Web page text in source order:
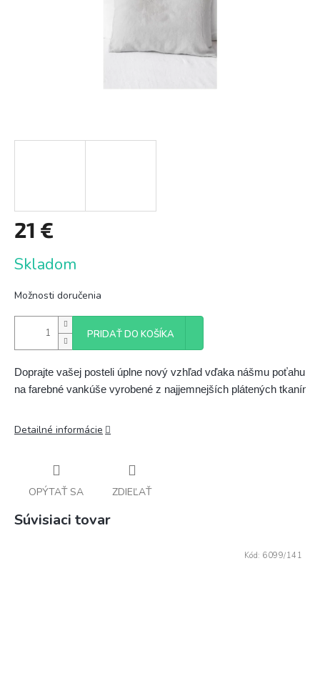
21 €
cena:
Skladom
Možnosti doručenia
PRIDAŤ DO KOŠÍKA
Doprajte vašej posteli úplne nový vzhľad vďaka nášmu poťahu
na farebné vankúše vyrobené z najjemnejších plátených tkanín.
Detailné informácie
OPÝTAŤ SA ZDIEĽAŤ
Súvisiaci tovar
Kód: 6099/141